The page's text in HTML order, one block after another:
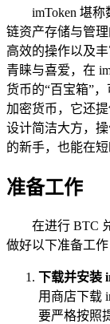
imToken 堪
链资产存储与管
高效的操作以及
青睐与喜爱，在
货币的“百宝箱”
加密货币，它还
设计简洁大方，
的新手，也能在
准备工作
在进行 BTC
做好以下准备工作
下载并安装
用商店下载
要严格按照